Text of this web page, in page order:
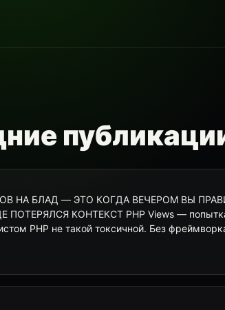
НА БЛАД — ЭТО КОГДА ВЕЧЕРОМ ВЫ
КОНТЕКСТ PHP Views —
PHP не такой токсичной. Без